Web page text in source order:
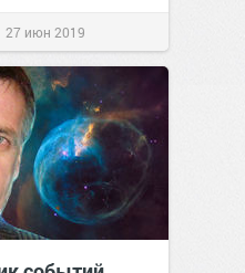
27 июн 2019